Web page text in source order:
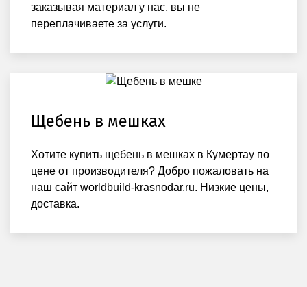
заказывая материал у нас, вы не
переплачиваете за услуги.
Щебень в мешках
Хотите купить щебень в мешках в Кумертау по
цене от производителя? Добро пожаловать на
наш сайт worldbuild-krasnodar.ru. Низкие цены,
доставка.